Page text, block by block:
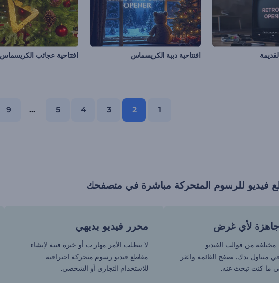
افتتاحية دببة الكريسماس افتتاحية عجائب الكريسماس
1
2
3
4
5
...
9
فيديو للرسوم المتحركة مباشرة في متصفحك
لأي غرض
من قوالب الفيديو
متناول يدك. تصفح القائمة واعثر
ما كنت تبحث عنه.
محرر فيديو بديهي
لا يتطلب الأمر مهارات أو خبرة فنية لإنشاء
مقاطع فيديو رسوم متحركة احترافية
للاستخدام التجاري أو الشخصي.